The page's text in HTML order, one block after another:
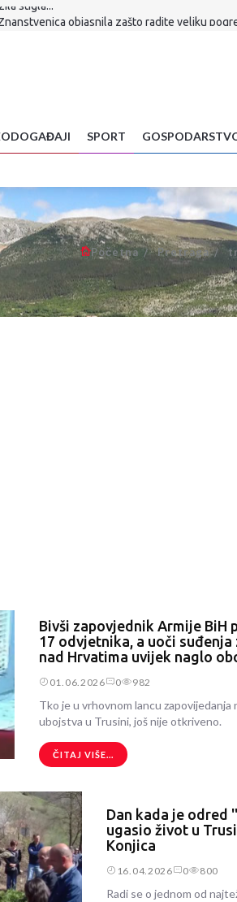
objasnila zašto radite veliku
hrane: Vrućine već uništavaju usjeve diljem BiH
u Ljubuškom VIDEO
mural svojim vitezovima
proslava 31. obljetnice Oluje
SPORT
Početna Pretraga
Bivši zapovjednik Armije BiH
17 odvjetnika, a uoči suđenja
nad Hrvatima uvijek naglo
01.06.2026 0 982
Tko je u vrhovnom lancu zapovijedanja
ubojstva u Trusini, još nije otkriveno.
ČITAJ VIŠE...
Dan kada je odred
ugasio život u
Konjica
16.04.2026 0 800
Radi se o jednom od